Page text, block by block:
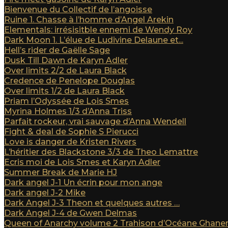
Bienvenue du Collectif de l’angoisse
Ruine 1. Chasse à l’homme d’Angel Arekin
Elementals: irrésisitble ennemi de Wendy Roy
Dark Moon 1. L’élue de Ludivine Delaune et...
Hell’s rider de Gaëlle Sage
Dusk Till Dawn de Karyn Adler
Over limits 2/2 de Laura Black
Credence de Penelope Douglas
Over limits 1/2 de Laura Black
Priam l’Odyssée de Lois Smes
Myrina Holmes 1/3 d’Anna Triss
Parfait rockeur, vrai sauvage d’Anna Wendell
Fight & deal de Sophie S Pierucci
Love is danger de Kristen Rivers
L’héritier des Blackstone 3/3 de Theo Lemattre
Ecris moi de Lois Smes et Karyn Adler
Summer Break de Marie HJ
Dark angel J-1 Un écrin pour mon ange
Dark angel J-2 Mike
Dark Angel J-3 Theon et quelques autres …
Dark Angel J-4 de Gwen Delmas
Queen of Anarchy volume 2 Trahison d’Océane